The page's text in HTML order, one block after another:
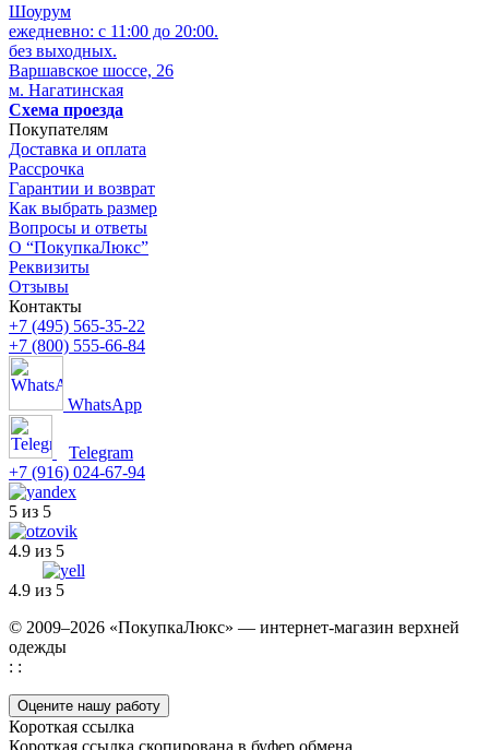
Шоурум
ежедневно: с 11:00 до 20:00.
без выходных.
Варшавское шоссе, 26
м. Нагатинская
Схема проезда
Покупателям
Доставка и оплата
Рассрочка
Гарантии и возврат
Как выбрать размер
Вопросы и ответы
О “ПокупкаЛюкс”
Реквизиты
Отзывы
Контакты
+7 (495) 565-35-22
+7 (800) 555-66-84
WhatsApp
Telegram
+7 (916) 024-67-94
5 из 5
4.9 из 5
4.9 из 5
© 2009–2026 «ПокупкаЛюкс» — интернет-магазин верхней
одежды
: :
Оцените нашу работу
Короткая ссылка
Короткая ссылка скопирована в буфер обмена